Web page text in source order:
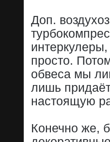
Доп.
просто.
обвеса мы
лишь
настоящую
Конечно же,